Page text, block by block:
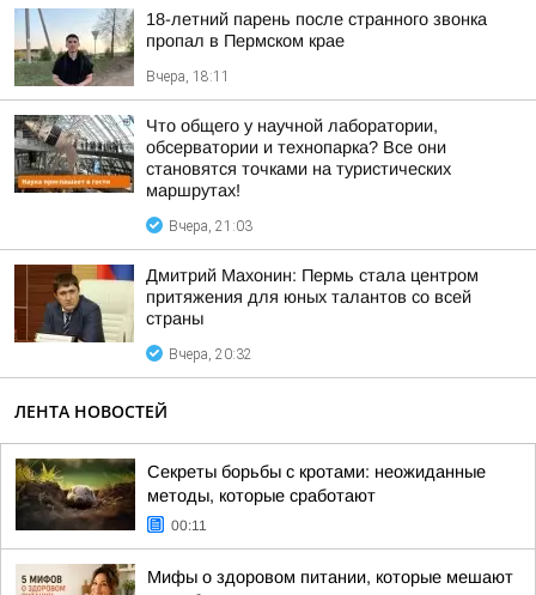
18-летний парень после странного звонка
пропал в Пермском крае
Вчера, 18:11
Что общего у научной лаборатории,
обсерватории и технопарка? Все они
становятся точками на туристических
маршрутах!
Вчера, 21:03
Дмитрий Махонин: Пермь стала центром
притяжения для юных талантов со всей
страны
Вчера, 20:32
ЛЕНТА НОВОСТЕЙ
Секреты борьбы с кротами: неожиданные
методы, которые сработают
00:11
Мифы о здоровом питании, которые мешают